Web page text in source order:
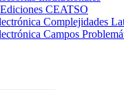
CEATSO
Complejidades
Campos